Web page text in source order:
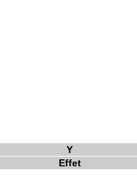
Y
Effet